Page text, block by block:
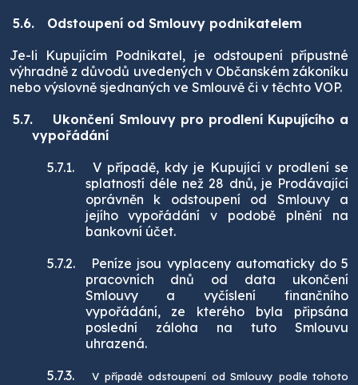
5.6.
Odstoupení od Smlouvy podnikatelem
Je-li Kupujícím Podnikatel, je odstoupení přípustné
výhradně z důvodů uvedených v Občanském zákoníku
nebo výslovně sjednaných ve Smlouvě či v těchto VOP.
5.7.
Ukončení Smlouvy pro prodlení Kupujícího a
vypořádání
5.7.1.
V případě, kdy je Kupující v prodlení se
splatností déle než 28 dnů, je Prodávající
oprávněn k odstoupení od Smlouvy a
jejího vypořádání v podobě plnění na
bankovní účet.
5.7.2.
Peníze jsou vyplaceny automaticky do 5
pracovních dnů od data ukončení
Smlouvy a vyčíslení finančního
vypořádání, ze kterého byla připsána
poslední záloha na tuto Smlouvu
uhrazená.
5.7.3.
V případě odstoupení od Smlouvy podle tohoto